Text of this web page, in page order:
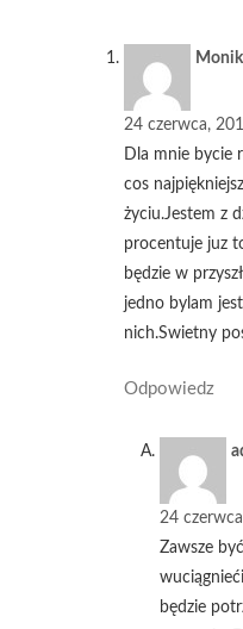
24 czerwca,
Dla mnie bycie
cos
życiu.Jestem z
procentuje juz
będzie w
jedno bylam
nich.Swietny
Odpowiedz
24
Zawsze
będzie